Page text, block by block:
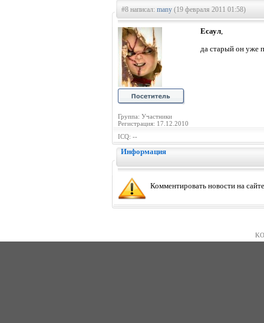
#8 написал: many (19 февраля 2011 01:58)
Группа: Участники
Регистрация: 17.12.2010
Есаул,
да старый он уже
ICQ: --
Информация
Комментировать новости на